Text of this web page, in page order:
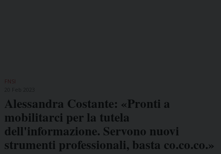
FNSI
Alessandra Costante: «Pronti a
mobilitarci per la tutela
dell'informazione. Servono nuovi
strumenti professionali, basta co.co.co.»